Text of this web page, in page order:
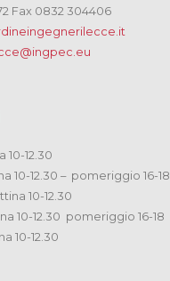
Fax 0832 304406
10-12.30
10-12.30 – pomeriggio 16-18
10-12.30
10-12.30 pomeriggio 16-18
10-12.30